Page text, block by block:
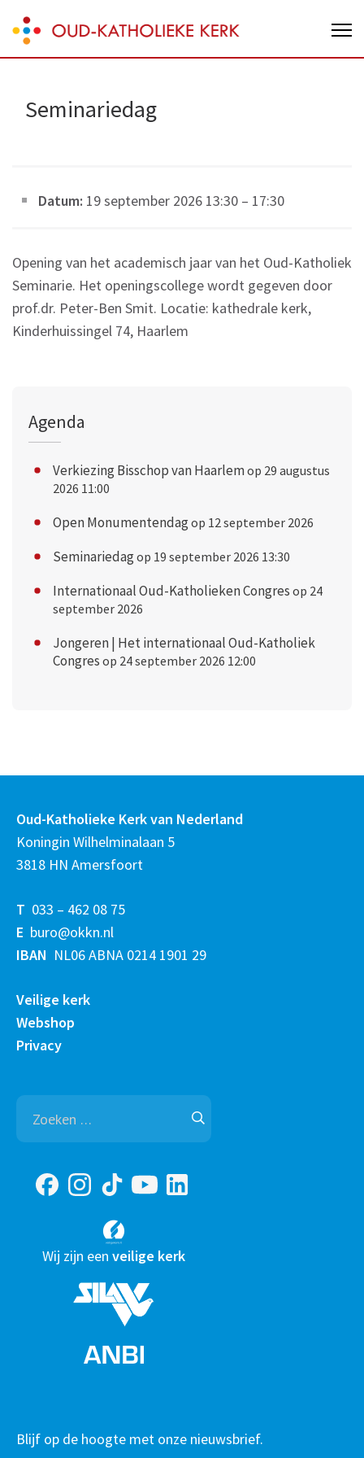
to
content
Enter)
Oud-Katholieke Kerk van Nederland
Seminariedag
Datum: 19 september 2026 13:30 – 17:30
Opening van het academisch jaar van het Oud-Katholiek
Seminarie. Het openingscollege wordt gegeven door
prof.dr. Peter-Ben Smit. Locatie: kathedrale kerk,
Kinderhuissingel 74, Haarlem
Agenda
Verkiezing Bisschop van Haarlemop 29 augustus
2026 11:00
Open Monumentendagop 12 september 2026
Seminariedagop 19 september 2026 13:30
Internationaal Oud-Katholieken Congres op 24
september 2026
Jongeren | Het internationaal Oud-Katholiek
Congres op 24 september 2026 12:00
Oud-Katholieke Kerk van Nederland
Koningin Wilhelminalaan 5
3818 HN Amersfoort
T 033 – 462 08 75
E buro@okkn.nl
IBAN NL06 ABNA 0214 1901 29
Veilige kerk
Webshop
Privacy
Zoeken
naar:
Wij zijn een veilige kerk
Blijf op de hoogte met onze nieuwsbrief.